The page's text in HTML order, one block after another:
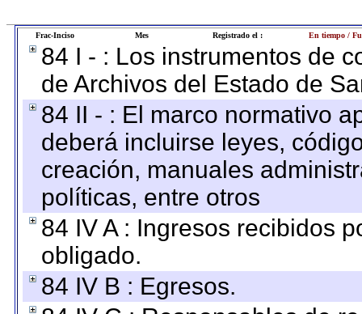
Frac-Inciso Mes Registrado el : En tiempo /
84 I - : Los instrumentos de
de Archivos del Estado de
84 II - : El marco normativo
deberá incluirse leyes,
creación, manuales
políticas, entre otros
84 IV A : Ingresos recibidos
obligado.
84 IV B : Egresos.